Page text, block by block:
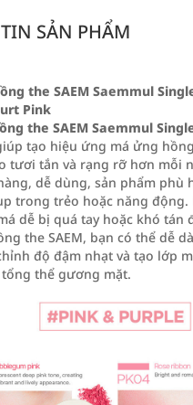
SẢN PHẨM
the SAEM Saemmul
Pink
the SAEM Saemmul
tạo hiệu ứng má ửng
tươi tắn và rạng rỡ hơn mỗi
dễ dùng, sản phẩm phù
trong trẻo hoặc năng
dễ bị quá tay hoặc khó tán
the SAEM, bạn có thể dễ
độ đậm nhạt và tạo lớp
thể gương mặt.